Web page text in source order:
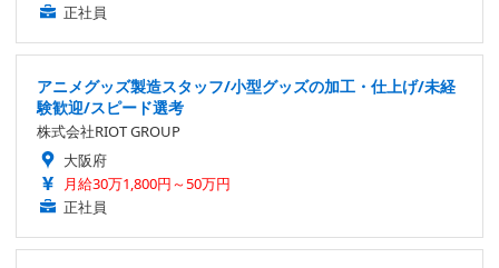
正社員
アニメグッズ製造スタッフ/小型グッズの加工・仕上げ/未経
験歓迎/スピード選考
株式会社RIOT GROUP
大阪府
月給30万1,800円～50万円
正社員